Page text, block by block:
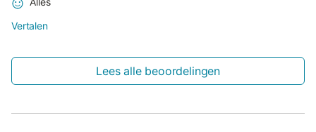
Vertalen
Lees alle beoordelingen